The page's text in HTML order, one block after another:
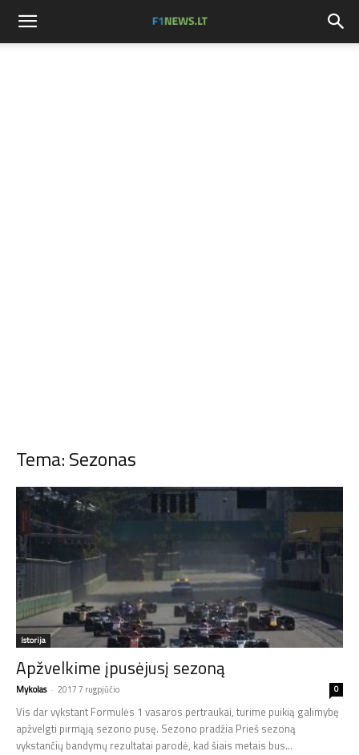
Tema: Sezonas
Istorija
Apžvelkime įpusėjusį sezoną
Mykolas - 2017 7 rugpjūčio 0
Vis dar vykstant Formulės 1 vasaros pertraukai, turime puikią galimybę
apžvelgti pirmąją sezono pusę. Sezono pradžia Prieš sezoną
vykstančių bandymų rezultatai parodė, kad šiais metais bus...